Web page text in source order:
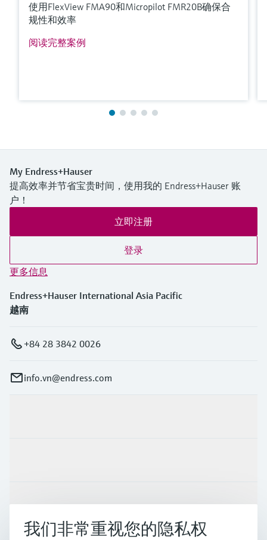
使用FlexView FMA90和Micropilot FMR20B确保合
规性和效率
阅读完整案例
My Endress+Hauser
提高效率并节省宝贵时间，使用我的 Endress+Hauser 账
户！
立即注册
登录
更多信息
Endress+Hauser International Asia Pacific
越南
+84 28 3842 0026
info.vn@endress.com
支持
我们非常重视您的隐私权